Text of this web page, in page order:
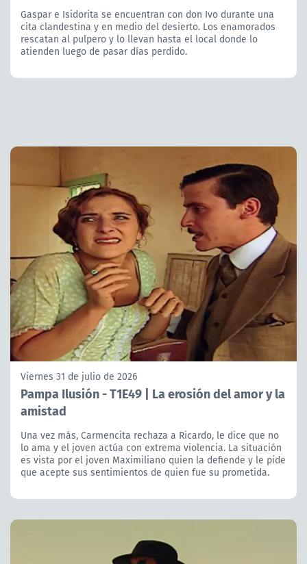
Gaspar e Isidorita se encuentran con don Ivo durante una
cita clandestina y en medio del desierto. Los enamorados
rescatan al pulpero y lo llevan hasta el local donde lo
atienden luego de pasar días perdido.
Viernes 31 de julio de 2026
Pampa Ilusión - T1E49 | La erosión del amor y la
amistad
Una vez más, Carmencita rechaza a Ricardo, le dice que no
lo ama y el joven actúa con extrema violencia. La situación
es vista por el joven Maximiliano quien la defiende y le pide
que acepte sus sentimientos de quien fue su prometida.